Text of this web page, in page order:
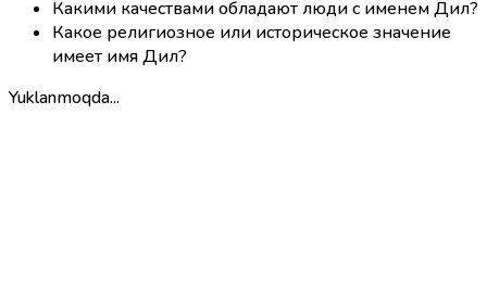
Какими качествами обладают люди с именем Дил?
Какое религиозное или историческое значение
имеет имя Дил?
Yuklanmoqda...